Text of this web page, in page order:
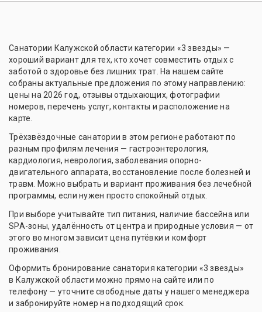
Санатории Калужской области категории «3 звезды» —
хороший вариант для тех, кто хочет совместить отдых с
заботой о здоровье без лишних трат. На нашем сайте
собраны актуальные предложения по этому направлению:
цены на 2026 год, отзывы отдыхающих, фотографии
номеров, перечень услуг, контакты и расположение на
карте.
Трёхзвёздочные санатории в этом регионе работают по
разным профилям лечения — гастроэнтерология,
кардиология, неврология, заболевания опорно-
двигательного аппарата, восстановление после болезней и
травм. Можно выбрать и вариант проживания без лечебной
программы, если нужен просто спокойный отдых.
При выборе учитывайте тип питания, наличие бассейна или
SPA-зоны, удалённость от центра и природные условия — от
этого во многом зависит цена путёвки и комфорт
проживания.
Оформить бронирование санатория категории «3 звезды»
в Калужской области можно прямо на сайте или по
телефону — уточните свободные даты у нашего менеджера
и забронируйте номер на подходящий срок.